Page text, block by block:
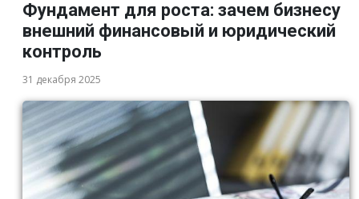
Фундамент для роста: зачем бизнесу
внешний финансовый и юридический
контроль
31 декабря 2025